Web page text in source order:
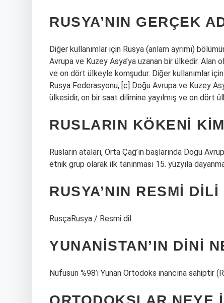
RUSYA’NIN GERÇEK
Diğer kullanımlar için Rusya (anlam ayrımı)
Avrupa ve Kuzey Asya’ya uzanan bir ülkedir. Alan
ve on dört ülkeyle komşudur. Diğer kullanımlar için
Rusya Federasyonu, [c] Doğu Avrupa ve Kuzey
ülkesidir, on bir saat dilimine yayılmış ve on dört
RUSLARIN KÖKENI
Rusların ataları, Orta Çağ’ın başlarında Doğu
etnik grup olarak ilk tanınması 15. yüzyıla
RUSYA’NIN RESMI DILI
RusçaRusya / Resmi dil
YUNANISTAN’IN DINI
Nüfusun %98’i Yunan Ortodoks inancına sahiptir